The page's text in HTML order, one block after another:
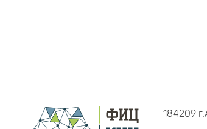
184209